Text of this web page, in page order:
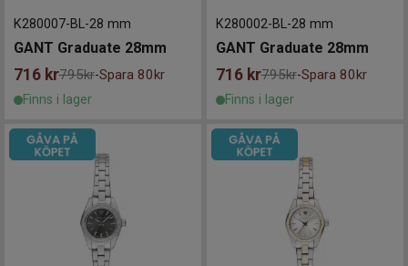
K280007-BL-28 mm
GANT Graduate 28mm
716 kr795kr-Spara 80kr
Finns i lager
K280002-BL-28 mm
GANT Graduate 28mm
716 kr795kr-Spara 80kr
Finns i lager